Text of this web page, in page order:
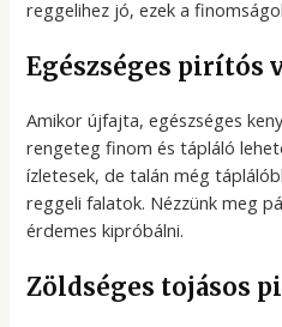
reggelihez jó, ezek a
Egészséges pirítós
Amikor újfajta, egészséges
rengeteg finom és tápláló
ízletesek, de talán még
reggeli falatok. Nézzünk meg
érdemes kipróbálni.
Zöldséges tojásos